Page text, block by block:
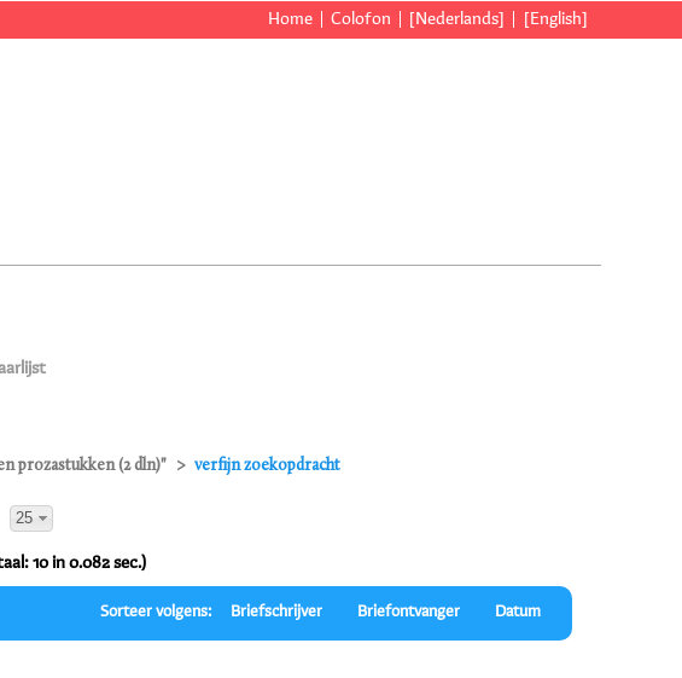
Home Colofon [Nederlands] [English]
prozastukken (2 dln)" verfijn zoekopdracht
25
10 in 0.082 sec.)
Sorteer volgens: Briefschrijver Briefontvanger Datum